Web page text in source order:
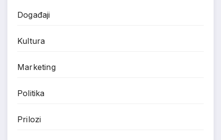
Događaji
Kultura
Marketing
Politika
Prilozi